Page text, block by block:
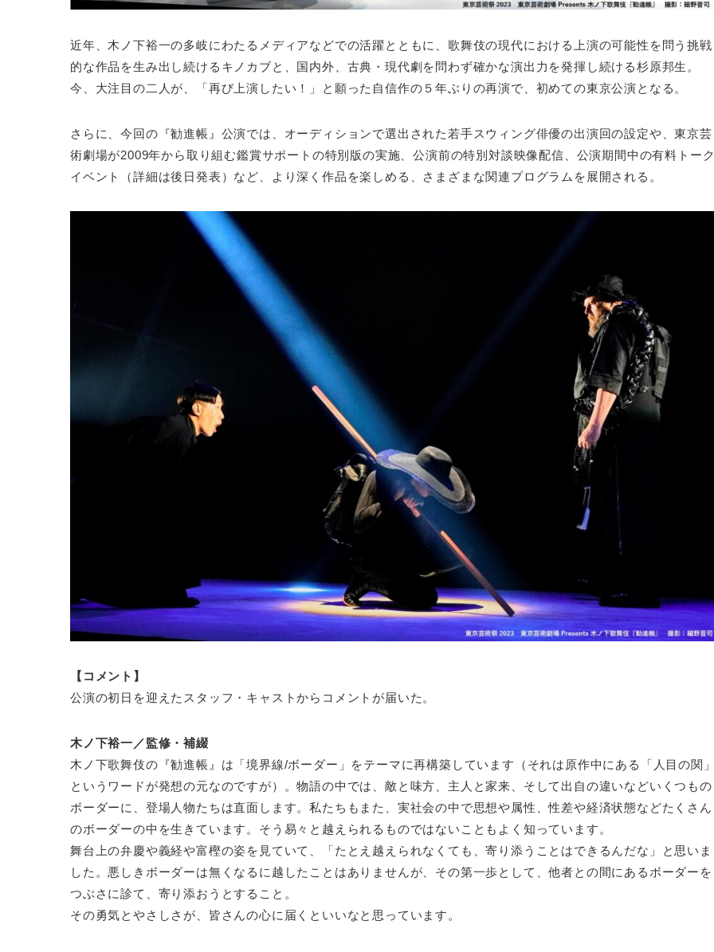
近年、木ノ下裕一の多岐にわたるメディアなどでの活躍とともに、歌舞伎の現代における上演の可能性を問う挑戦
的な作品を生み出し続けるキノカブと、国内外、古典・現代劇を問わず確かな演出力を発揮し続ける杉原邦生。
今、大注目の二人が、「再び上演したい！」と願った自信作の５年ぶりの再演で、初めての東京公演となる。
さらに、今回の『勧進帳』公演では、オーディションで選出された若手スウィング俳優の出演回の設定や、東京芸
術劇場が2009年から取り組む鑑賞サポートの特別版の実施、公演前の特別対談映像配信、公演期間中の有料トー
イベント（詳細は後日発表）など、より深く作品を楽しめる、さまざまな関連プログラムを展開される。
【コメント】
公演の初日を迎えたスタッフ・キャストからコメントが届いた。
木ノ下裕一／監修・補綴
木ノ下歌舞伎の『勧進帳』は「境界線/ボーダー」をテーマに再構築しています（それは原作中にある「人目の関
というワードが発想の元なのですが）。物語の中では、敵と味方、主人と家来、そして出自の違いなどいくつもの
ボーダーに、登場人物たちは直面します。私たちもまた、実社会の中で思想や属性、性差や経済状態などたくさん
のボーダーの中を生きています。そう易々と越えられるものではないこともよく知っています。
舞台上の弁慶や義経や富樫の姿を見ていて、「たとえ越えられなくても、寄り添うことはできるんだな」と思いま
した。悪しきボーダーは無くなるに越したことはありませんが、その第一歩として、他者との間にあるボーダーを
つぶさに診て、寄り添おうとすること。
その勇気とやさしさが、皆さんの心に届くといいなと思っています。